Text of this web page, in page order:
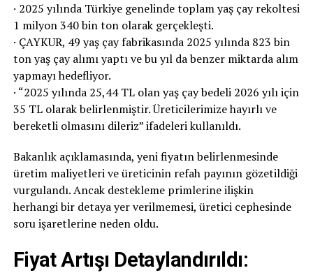
· 2025 yılında Türkiye genelinde toplam yaş çay rekoltesi
1 milyon 340 bin ton olarak gerçekleşti.
· ÇAYKUR, 49 yaş çay fabrikasında 2025 yılında 823 bin
ton yaş çay alımı yaptı ve bu yıl da benzer miktarda alım
yapmayı hedefliyor.
· “2025 yılında 25,44 TL olan yaş çay bedeli 2026 yılı için
35 TL olarak belirlenmiştir. Üreticilerimize hayırlı ve
bereketli olmasını dileriz” ifadeleri kullanıldı.
Bakanlık açıklamasında, yeni fiyatın belirlenmesinde
üretim maliyetleri ve üreticinin refah payının gözetildiği
vurgulandı. Ancak destekleme primlerine ilişkin
herhangi bir detaya yer verilmemesi, üretici cephesinde
soru işaretlerine neden oldu.
Fiyat Artışı Detaylandırıldı: